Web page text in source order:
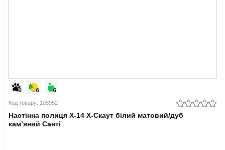
Код товару: 103952
Настінна полиця Х-14 X-Скаут білий матовий/дуб
кам’яний Санті